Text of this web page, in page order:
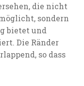
die nicht
sondern
bietet und
Die Ränder
so dass